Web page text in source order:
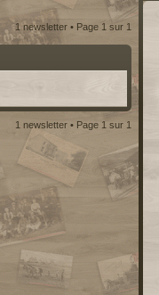
1 newsletter • Page 1 sur 1
1 newsletter • Page 1 sur 1